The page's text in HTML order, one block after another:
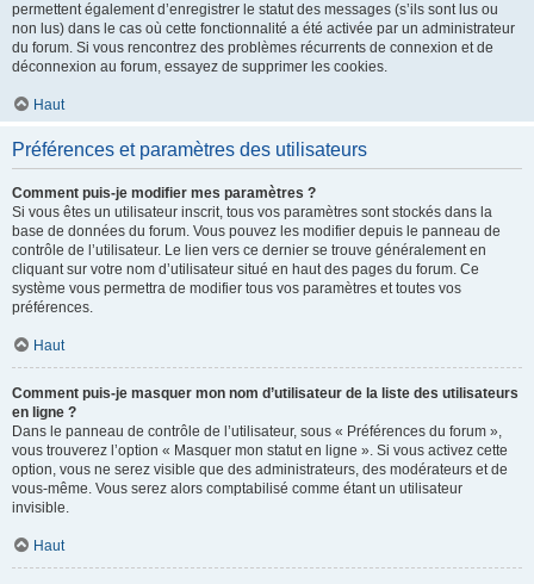
permettent également d’enregistrer le statut des messages (s’ils sont lus ou
non lus) dans le cas où cette fonctionnalité a été activée par un administrateur
du forum. Si vous rencontrez des problèmes récurrents de connexion et de
déconnexion au forum, essayez de supprimer les cookies.
Haut
Préférences et paramètres des utilisateurs
Comment puis-je modifier mes paramètres ?
Si vous êtes un utilisateur inscrit, tous vos paramètres sont stockés dans la
base de données du forum. Vous pouvez les modifier depuis le panneau de
contrôle de l’utilisateur. Le lien vers ce dernier se trouve généralement en
cliquant sur votre nom d’utilisateur situé en haut des pages du forum. Ce
système vous permettra de modifier tous vos paramètres et toutes vos
préférences.
Haut
Comment puis-je masquer mon nom d’utilisateur de la liste des utilisateurs
en ligne ?
Dans le panneau de contrôle de l’utilisateur, sous « Préférences du forum »,
vous trouverez l’option « Masquer mon statut en ligne ». Si vous activez cette
option, vous ne serez visible que des administrateurs, des modérateurs et de
vous-même. Vous serez alors comptabilisé comme étant un utilisateur
invisible.
Haut